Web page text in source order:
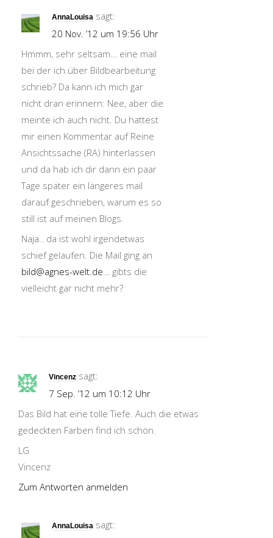
AnnaLouisa sagt:
20 Nov. ’12 um 19:56 Uhr
Hmmm, sehr seltsam… eine mail
bei der ich über Bildbearbeitung
schrieb? Da kann ich mich gar
nicht dran erinnern: Nee, aber die
meinte ich auch nicht. Du hattest
mir einen Kommentar auf Reine
Ansichtssache (RA) hinterlassen
und da hab ich dir dann ein paar
Tage später ein längeres mail
darauf geschrieben, warum es so
still ist auf meinen Blogs.
Naja.. da ist wohl irgendetwas
schief gelaufen. Die Mail ging an
bild@agnes-welt.de… gibts die
vielleicht gar nicht mehr?
Vincenz sagt:
7 Sep. ’12 um 10:12 Uhr
Das Bild hat eine tolle Tiefe. Auch die etwas
gedeckten Farben find ich schön.
LG
Vincenz
Zum Antworten anmelden
AnnaLouisa sagt: